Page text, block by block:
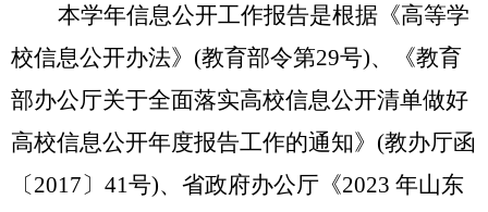
本学年信息公开工作报告是根据《高等学
校信息公开办法》 (教育部令第29号)、《教育
部办公厅关于全面落实高校信息公开清单做好
高校信息公开年度报告工作的通知》(教办厅函
〔2017〕41号)、 省政府办公厅《2023 年山东